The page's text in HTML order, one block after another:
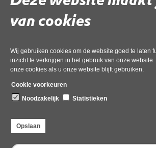
van cookies
Wij gebruiken cookies om de website goed te laten
inzicht te verkrijgen in het gebruik van onze
onze cookies als u onze website blijft gebruiken.
Cookie voorkeuren
Noodzakelijk
Statistieken
Opslaan
Deel deze pagina
Dampten 2, 1624 NR Hoorn
Postadres